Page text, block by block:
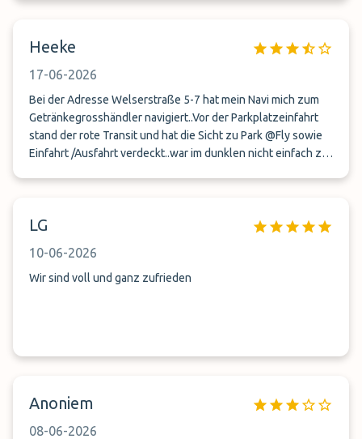
Heeke
17-06-2026
Bei der Adresse Welserstraße 5-7 hat mein Navi mich zum
Getränkegrosshändler navigiert..Vor der Parkplatzeinfahrt
stand der rote Transit und hat die Sicht zu Park @Fly sowie
Einfahrt /Ausfahrt verdeckt..war im dunklen nicht einfach zu
LG
10-06-2026
Wir sind voll und ganz zufrieden
Anoniem
08-06-2026